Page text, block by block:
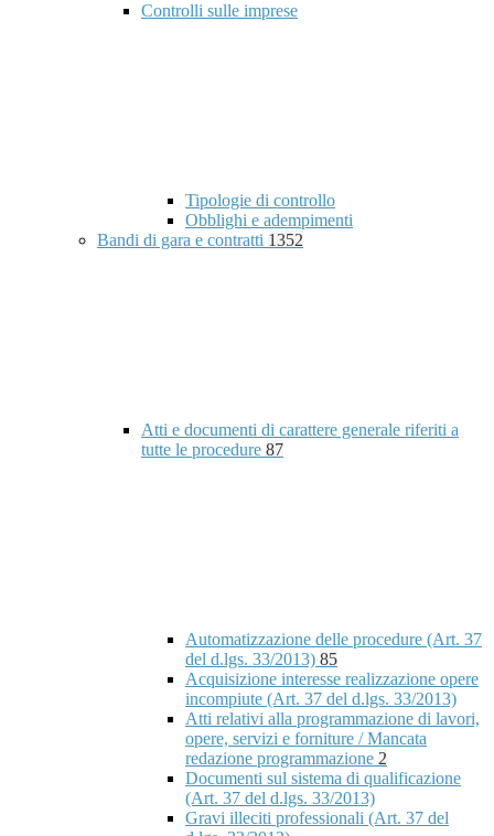
Controlli sulle imprese
Tipologie di controllo
Obblighi e adempimenti
Bandi di gara e contratti 1352
Atti e documenti di carattere generale riferiti a
tutte le procedure 87
Automatizzazione delle procedure (Art. 37
del d.lgs. 33/2013) 85
Acquisizione interesse realizzazione opere
incompiute (Art. 37 del d.lgs. 33/2013)
Atti relativi alla programmazione di lavori,
opere, servizi e forniture / Mancata
redazione programmazione 2
Documenti sul sistema di qualificazione
(Art. 37 del d.lgs. 33/2013)
Gravi illeciti professionali (Art. 37 del